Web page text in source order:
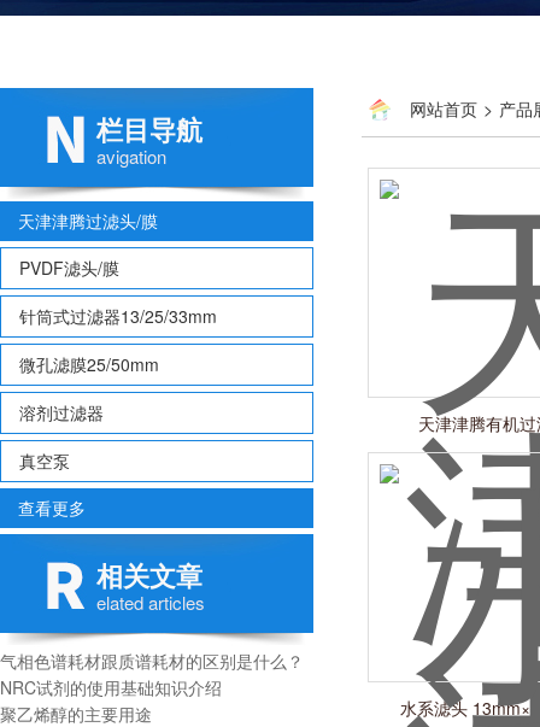
栏目导航
avigation
天津津腾过滤头/膜
PVDF滤头/膜
针筒式过滤器13/25/33mm
微孔滤膜25/50mm
溶剂过滤器
真空泵
查看更多
相关文章
elated articles
气相色谱耗材跟质谱耗材的区别是什么？
NRC试剂的使用基础知识介绍
聚乙烯醇的主要用途
网站首页 > 产品
天津津腾有机
水系滤头